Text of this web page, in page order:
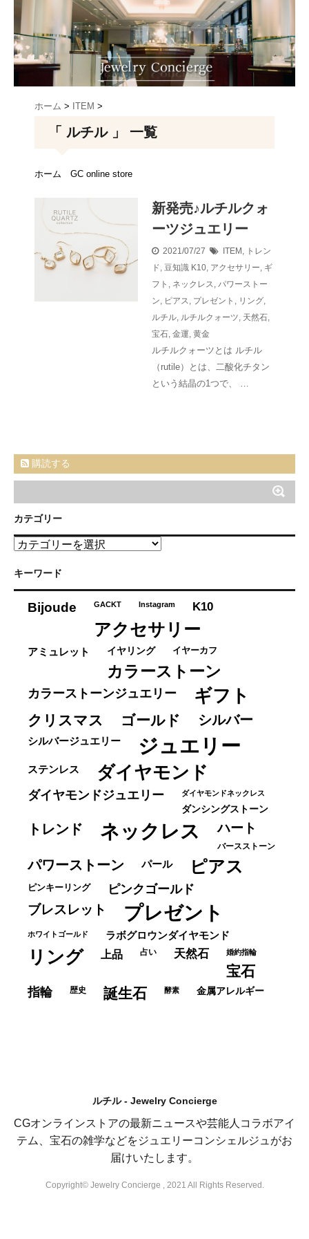
ホーム > ITEM >
「 ルチル 」 一覧
ホーム GC online store
新発売♪ルチルクォ
ーツジュエリー
2021/07/27 ITEM, トレン
ド, 豆知識 K10, アクセサリー, ギ
フト , ネックレス, パワーストー
ン, ピアス, プレゼント , リング,
ルチル, ルチルクォーツ, 天然石,
宝石, 金運, 黄金
ルチルクォーツとは ルチル
（rutile）とは、二酸化チタン
という結晶の1つで、 …
購読する
カテゴリー
カ
ゴ
キーワード
Bijoude GACKT Instagram K10
アクセサリー
アミュレット イヤリング イヤーカフ
カラーストーン
カラーストーンジュエリー ギフト
クリスマス ゴールド シルバー
シルバージュエリー ジュエリー
ステンレス ダイヤモンド
ダイヤモンドジュエリー ダイヤモンドネックレス
ダンシングストーン
トレンド ネックレス ハート
バースストーン
パワーストーン パール ピアス
ピンキーリング ピンクゴールド
ブレスレット プレゼント
ホワイトゴールド ラボグロウンダイヤモンド
リング 上品 占い 天然石 婚約指輪
宝石
指輪 歴史 誕生石 酵素 金属アレルギー
ルチル - Jewelry Concierge
CGオンラインストアの最新ニュースや芸能人コラボアイ
テム、宝石の雑学などをジュエリーコンシェルジュがお
届けいたします。
Copyright© Jewelry Concierge , 2021 All Rights Reserved.